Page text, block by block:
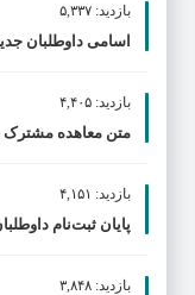
بازدید: ۵,۳۳۷
اسامی داوطلبان
بازدید: ۴,۴۰۵
متن معاهده مشترک
بازدید: ۴,۱۵۱
پایان ثبت‌نام
بازدید: ۳,۸۴۸